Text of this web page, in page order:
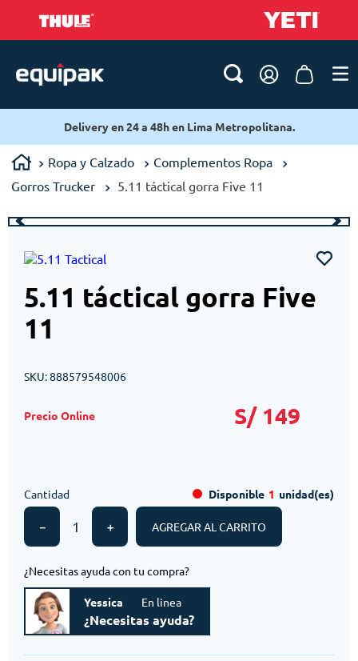
Delivery en 24 a 48h en Lima Metropolitana.
Ropa y Calzado
Complementos Ropa
Gorros Trucker
5.11 táctical gorra Five 11
5.11 táctical gorra Five
11
SKU:888579548006
S/ 149
Cantidad
＋
－
Disponible 1 unidad(es)
AGREGAR AL CARRITO
¿Necesitas ayuda con tu compra?
Yessica En linea
¿Necesitas ayuda?